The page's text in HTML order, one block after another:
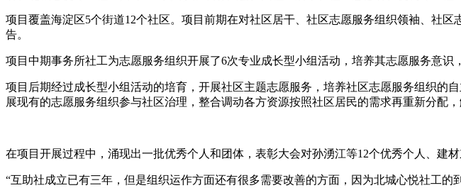
项目覆盖海淀区5个街道12个社区。项目前期在对社区居干、社区志愿服务组织领袖、社
告。
项目中期事务所社工为志愿服务组织开展了6次专业成长型小组活动，培养其志愿服务意识
项目后期经过成长型小组活动的培育，开展社区主题志愿服务，培养社区志愿服务组织的
展现有的志愿服务组织参与社区治理，整合调动各方资源按照社区居民的需求再重新分配
在项目开展过程中，涌现出一批优秀个人和团体，表彰大会对孙湧江等12个优秀个人、建
“互助社成立已有三年，但是组织运作方面还有很多需要改善的方面，因为北城心悦社工